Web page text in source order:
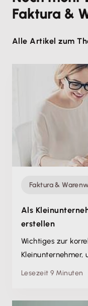
Faktura &
Alle Artikel zum
Faktura &
Als
erstellen
Wichtiges zur
Kleinunternehmer,
Lesezeit 9 Minuten